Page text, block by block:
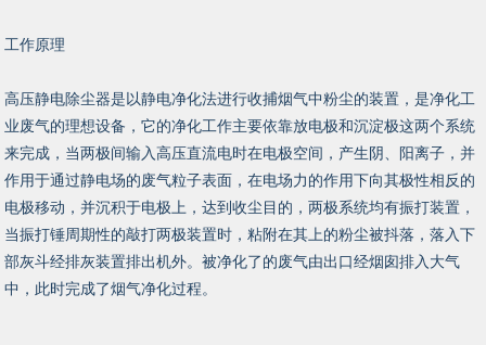
工作原理
高压静电除尘器是以静电净化法进行收捕烟气中粉尘的装置，是净化工
业废气的理想设备，它的净化工作主要依靠放电极和沉淀极这两个系统
来完成，当两极间输入高压直流电时在电极空间，产生阴、阳离子，并
作用于通过静电场的废气粒子表面，在电场力的作用下向其极性相反的
电极移动，并沉积于电极上，达到收尘目的，两极系统均有振打装置，
当振打锤周期性的敲打两极装置时，粘附在其上的粉尘被抖落，落入下
部灰斗经排灰装置排出机外。被净化了的废气由出口经烟囱排入大气
中，此时完成了烟气净化过程。